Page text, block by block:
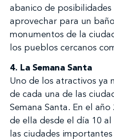
abanico de
aprovechar para un
monumentos de la
los pueblos cercanos
4. La Semana Santa
Uno de los atractivos ya
de cada una de las
Semana Santa. En el
de ella desde el día 10
las ciudades